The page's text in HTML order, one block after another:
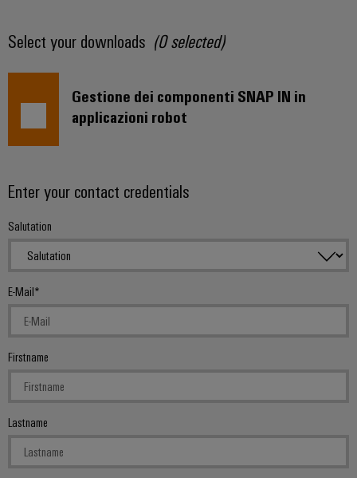
Select your downloads (0selected)
Gestione dei componenti SNAP IN in
applicazioni robot
Enter your contact credentials
Salutation
E-Mail
Firstname
Lastname